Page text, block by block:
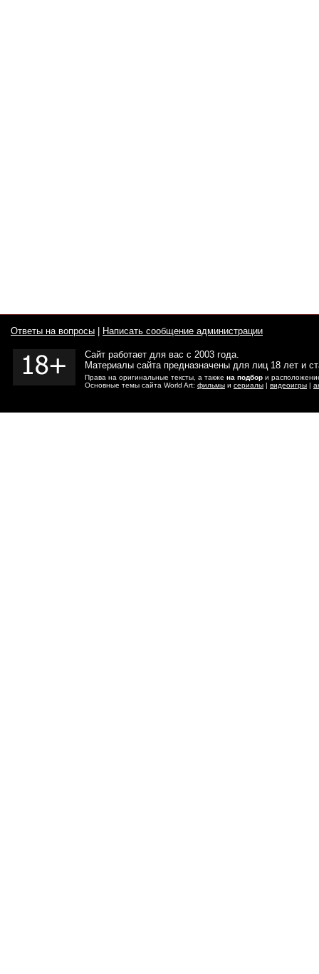
Ответы на вопросы Написать сообщение администрации
Сайт работает для вас с 2003 года.
Материалы сайта предназначены для лиц 18 лет и
Права на оригинальные тексты, а также на подбор и
Основные темы сайта World Art: фильмы и сериалы | видеоигры |